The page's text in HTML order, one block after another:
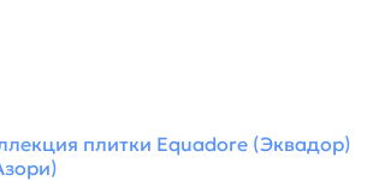
плитки Equadore (Эквадор)